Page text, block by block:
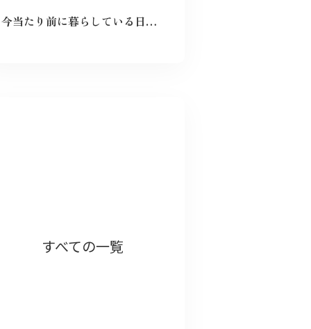
今当たり前に暮らしている日々が特別なものに感じた。暗い気持ちになることなく、とても前向きにこれからの未来を精一杯生きて作りたいと感じました。
すべての一覧